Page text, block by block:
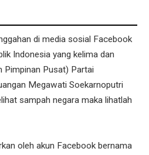
di media sosial Facebook
Indonesia yang kelima dan
Pimpinan Pusat) Partai
Megawati Soekarnoputri
sampah negara maka lihatlah
oleh akun Facebook bernama